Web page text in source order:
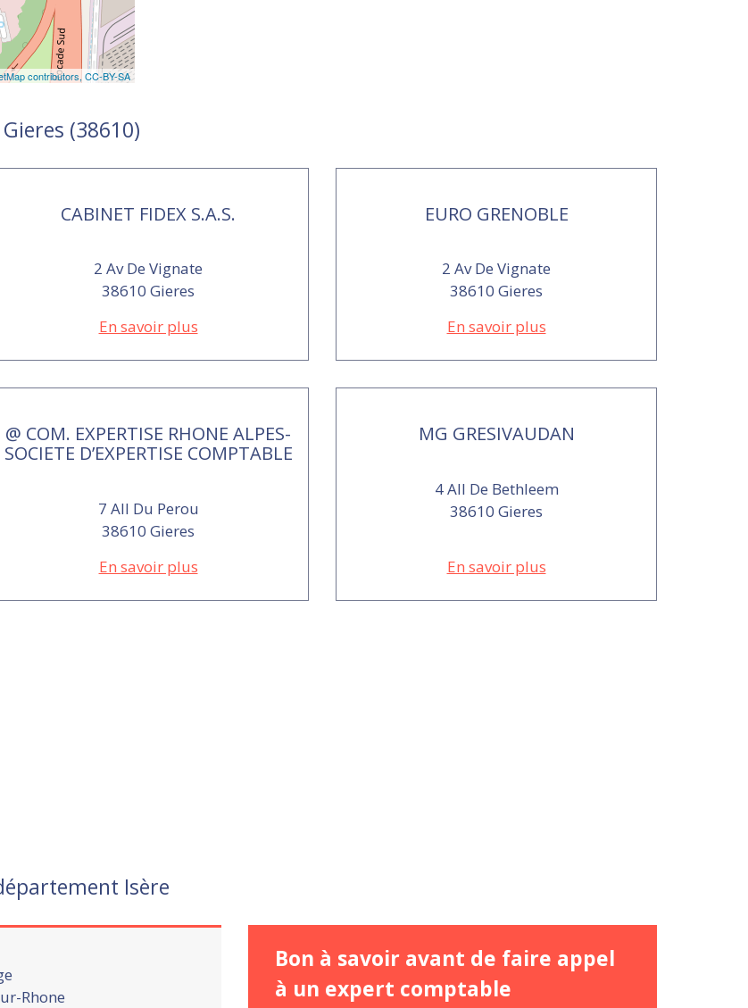
contributors, CC-BY-SA
(38610)
CABINET FIDEX S.A.S.
2 Av De Vignate
38610 Gieres
En savoir plus
EURO GRENOBLE
2 Av De Vignate
38610 Gieres
En savoir plus
@ COM. EXPERTISE RHONE ALPES-
SOCIETE D’EXPERTISE COMPTABLE
7 All Du Perou
38610 Gieres
En savoir plus
MG GRESIVAUDAN
4 All De Bethleem
38610 Gieres
En savoir plus
Isère
Rhone
Bon à savoir avant de faire appel
à un expert comptable